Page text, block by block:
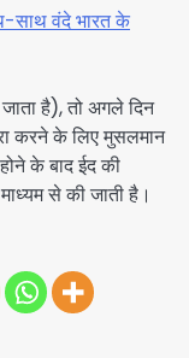
साथ वंदे भारत के
है), तो अगले दिन
करने के लिए मुसलमान
के बाद ईद की
से की जाती है।